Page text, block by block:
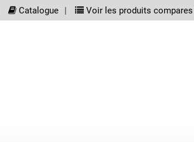
Catalogue Voir les produits